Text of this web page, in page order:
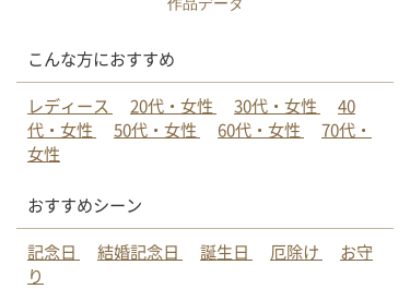
こんな方におすすめ
レディース
20代・女性 30代・女性
40
代・女性
50代・女性 60代・女性
70代・
女性
おすすめシーン
記念日
結婚記念日 誕生日 厄除け
お守
り